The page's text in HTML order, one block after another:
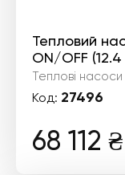
Тепловий
ON/OFF (12.4
Теплові
Код: 27496
68 112 ₴